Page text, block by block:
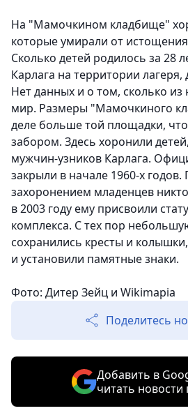
На "Мамочкином кладбище"
которые умирали от
Сколько детей родилось за 28
Карлага на территории лагеря,
Нет данных и о том, сколько из
мир. Размеры "Мамочкиного
деле больше той площадки,
забором. Здесь хоронили
мужчин-узников Карлага.
закрыли в начале 1960-х годов.
захоронением младенцев
в 2003 году ему присвоили
комплекса. С тех пор
сохранились кресты и
и установили памятные знаки.
Фото: Дитер Зейц и Wikimapia
Поделитесь
Добавить в
читать